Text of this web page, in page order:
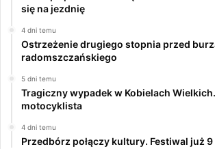
się na jezdnię
4 dni temu
Ostrzeżenie drugiego stopnia przed
radomszczańskiego
5 dni temu
Tragiczny wypadek w Kobielach
motocyklista
4 dni temu
Przedbórz połączy kultury. Festiwal już